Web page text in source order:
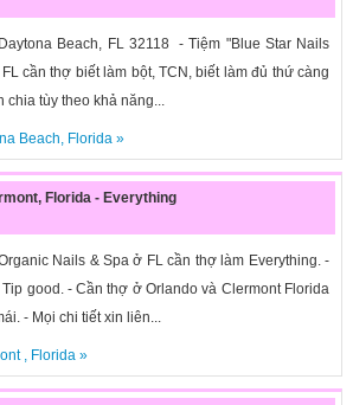
Beach, FL 32118 - Tiệm "Blue Star Nails
cần thợ biết làm bột, TCN, biết làm đủ thứ càng
tùy theo khả năng...
Beach, Florida»
Florida - Everything
Nails & Spa ở FL cần thợ làm Everything. -
good. - Cần thợ ở Orlando và Clermont Florida
- Mọi chi tiết xin liên...
, Florida»